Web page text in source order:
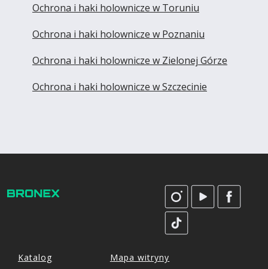
Ochrona i haki holownicze w Toruniu
Ochrona i haki holownicze w Poznaniu
Ochrona i haki holownicze w Zielonej Górze
Ochrona i haki holownicze w Szczecinie
Katalog
Mapa witryny